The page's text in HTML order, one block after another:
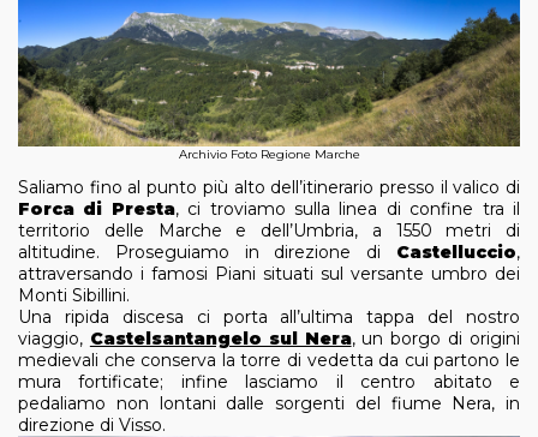
Archivio Foto Regione Marche
Saliamo fino alpunto più alto dell’itinerario presso il valico di
Forca di Presta, ci troviamo sulla linea di confine tra il
territorio delle Marche e dell’Umbria, a 1550 metri di
altitudine. Proseguiamo in direzione di Castelluccio,
attraversando i famosi Piani situati sul versante umbro dei
Monti Sibillini.
Una ripida discesa ci porta all’ultima tappa del nostro
viaggio, Castelsantangelo sul Nera, un borgo di origini
medievali che conserva la torre di vedetta da cui partono le
mura fortificate; infine lasciamo il centro abitato e
pedaliamo non lontani dalle sorgenti del fiume Nera, in
direzione di Visso.